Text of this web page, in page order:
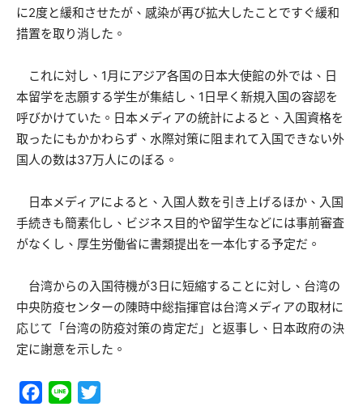
に2度と緩和させたが、感染が再び拡大したことですぐ緩和
措置を取り消した。
これに対し、1月にアジア各国の日本大使館の外では、日
本留学を志願する学生が集結し、1日早く新規入国の容認を
呼びかけていた。日本メディアの統計によると、入国資格を
取ったにもかかわらず、水際対策に阻まれて入国できない外
国人の数は37万人にのぼる。
日本メディアによると、入国人数を引き上げるほか、入国
手続きも簡素化し、ビジネス目的や留学生などには事前審査
がなくし、厚生労働省に書類提出を一本化する予定だ。
台湾からの入国待機が3日に短縮することに対し、台湾の
中央防疫センターの陳時中総指揮官は台湾メディアの取材に
応じて「台湾の防疫対策の肯定だ」と返事し、日本政府の決
定に謝意を示した。
Facebook
Line